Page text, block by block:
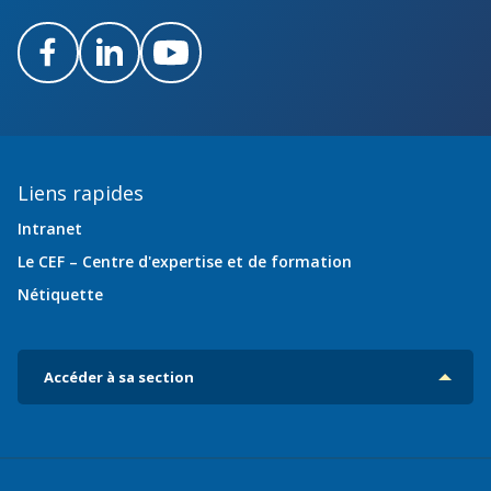
FacebookLinkedInYoutube
Liens rapides
Intranet
Le CEF – Centre d'expertise et de formation
Nétiquette
Accéder à sa section